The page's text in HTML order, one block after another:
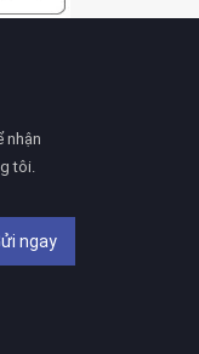
nhận
tôi.
ngay